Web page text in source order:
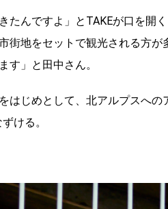
たんですよ」とTAKEが口を
街地をセットで観光される方が
す」と田中さん。
はじめとして、北アルプスへの
ける。